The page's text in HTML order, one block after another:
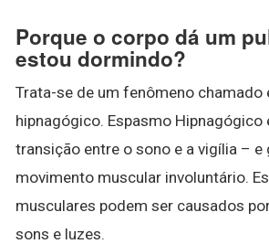
Porque o corpo dá um
estou dormindo?
Trata-se de um fenômeno chamado
hipnagógico. Espasmo Hipnagógico
transição entre o sono e a vigília – e
movimento muscular involuntário.
musculares podem ser causados
sons e luzes.